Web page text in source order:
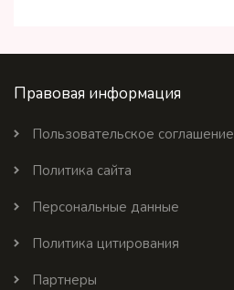
Правовая информация
Пользовательское соглашение
Политика сайта
Персональные данные
Политика цитирования
Партнеры